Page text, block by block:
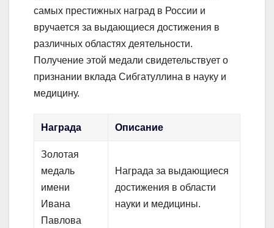
самых престижных наград в России и
вручается за выдающиеся достижения в
различных областях деятельности.
Получение этой медали свидетельствует о
признании вклада Сибгатуллина в науку и
медицину.
Награда Описание
Золотая
медаль
имени
Ивана
Павлова
Награда за выдающиеся
достижения в области
науки и медицины.